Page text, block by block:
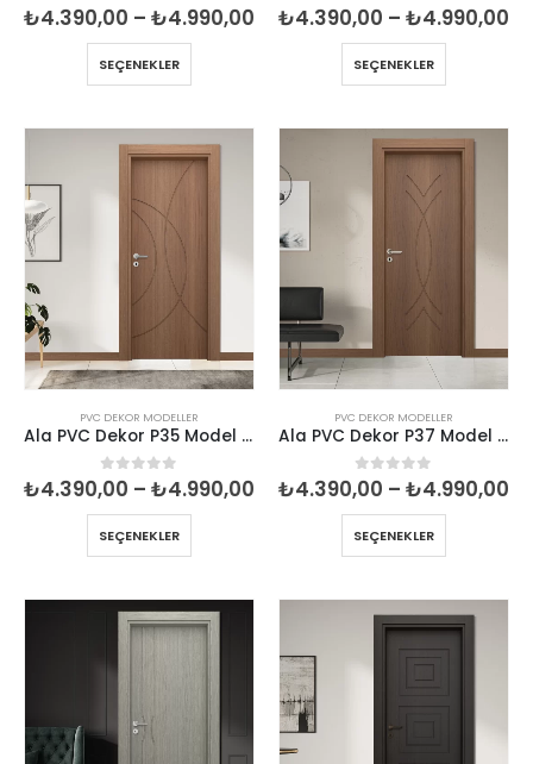
05 üzerinden
₺4.390,00 – ₺4.990,00 Fiyat
aralığı:
₺4.390,00
₺4.990,00
SEÇENEKLER
05 üzerinden
₺4.390,00 – ₺4.990,00
SEÇENEKLER
PVC DEKOR MODELLER
Ala PVC Dekor P35 Model İç Oda Kapısı
05 üzerinden
₺4.390,00 – ₺4.990,00 Fiyat
aralığı:
₺4.390,00
₺4.990,00
SEÇENEKLER
PVC DEKOR MODELLER
Ala PVC Dekor P37 Model İç Oda Kapısı
05 üzerinden
₺4.390,00 – ₺4.990,00
SEÇENEKLER